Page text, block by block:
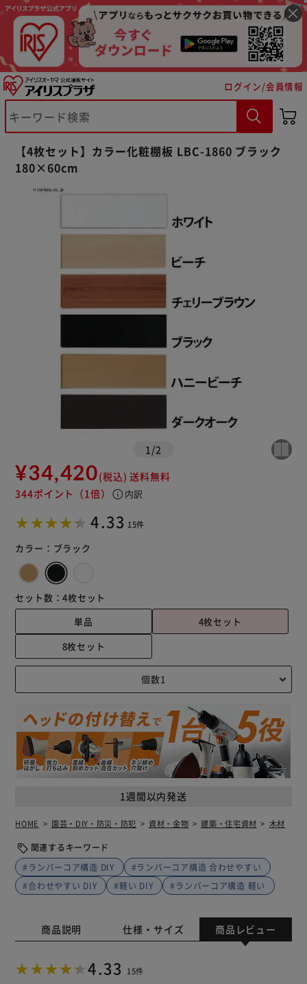
ログイン/会員情報
【4枚セット】カラー化粧棚板 LBC-1860 ブラック
180×60cm
1 /2
¥34,420(税込) 送料無料
344ポイント （1倍） info 内訳
4.33 15件
カラー： ブラック
セット数：4枚セット
単品
4枚セット
8枚セット
1週間以内発送
HOME 園芸・DIY・防災・防犯 資材・金物 建築・住宅資材 木材
関連するキーワード
#ランバーコア構造 DIY
#ランバーコア構造 合わせやすい
#合わせやすい DIY
#軽い DIY #ランバーコア構造 軽い
商品説明 仕様・サイズ 商品レビュー
4.33 15件
※ご確認ください
カートに入れる